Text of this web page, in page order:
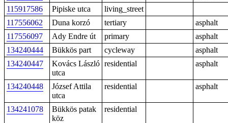
115917586
Pipiske utca
living_street
117556062
Duna korzó tertiary
asphalt
117556097
Ady Endre út primary
asphalt
134240444
Bükkös part cycleway
asphalt
134240447
Kovács László
utca
residential asphalt
134240448
József Attila
utca
residential asphalt
134241078
Bükkös patak
köz
residential